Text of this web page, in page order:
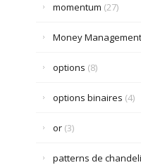
momentum (27)
Money Management
options (8)
options binaires (4)
or(3)
patterns de